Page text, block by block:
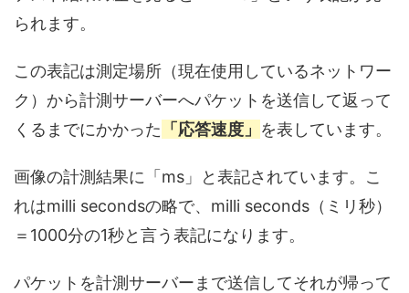
られます。
この表記は測定場所（現在使用しているネットワー
ク）から計測サーバーへパケットを送信して返って
くるまでにかかった 「応答速度」 を表しています。
画像の計測結果に「ms」と表記されています。こ
れはmilli secondsの略で、milli seconds（ミリ秒）
＝1000分の1秒と言う表記になります。
パケットを計測サーバーまで送信してそれが帰って